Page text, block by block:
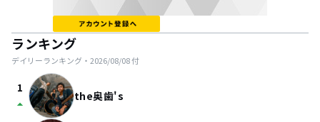
ランキング
デイリーランキング・ 2026/08/08付
1
arrow_drop_up the奥歯's